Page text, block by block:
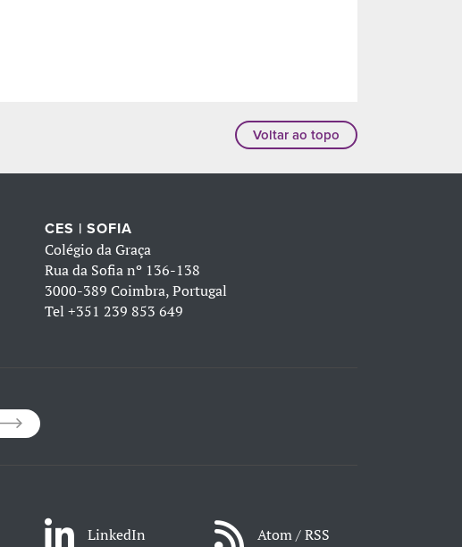
Voltar ao topo
CES | SOFIA
Colégio da Graça
Rua da Sofia nº 136-138
3000-389 Coimbra, Portugal
Tel +351 239 853 649
LinkedIn Atom / RSS